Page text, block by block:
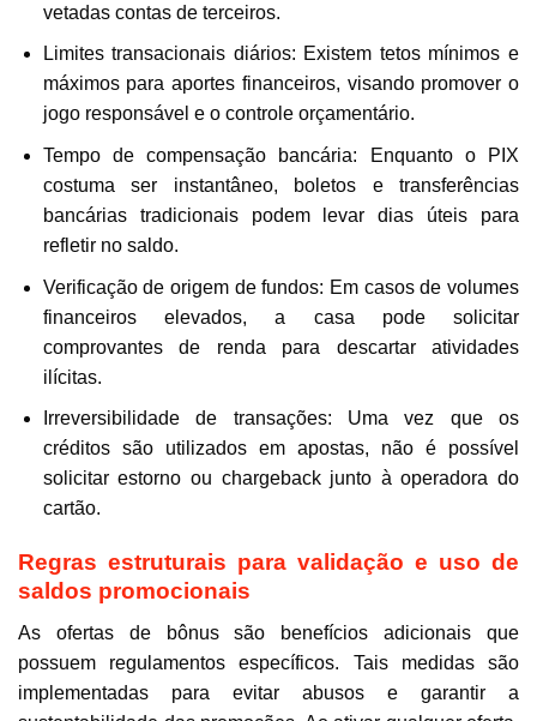
vetadas contas de terceiros.
Limites transacionais diários: Existem tetos mínimos e
máximos para aportes financeiros, visando promover o
jogo responsável e o controle orçamentário.
Tempo de compensação bancária: Enquanto o PIX
costuma ser instantâneo, boletos e transferências
bancárias tradicionais podem levar dias úteis para
refletir no saldo.
Verificação de origem de fundos: Em casos de volumes
financeiros elevados, a casa pode solicitar
comprovantes de renda para descartar atividades
ilícitas.
Irreversibilidade de transações: Uma vez que os
créditos são utilizados em apostas, não é possível
solicitar estorno ou chargeback junto à operadora do
cartão.
Regras estruturais para validação e uso de
saldos promocionais
As ofertas de bônus são benefícios adicionais que
possuem regulamentos específicos. Tais medidas são
implementadas para evitar abusos e garantir a